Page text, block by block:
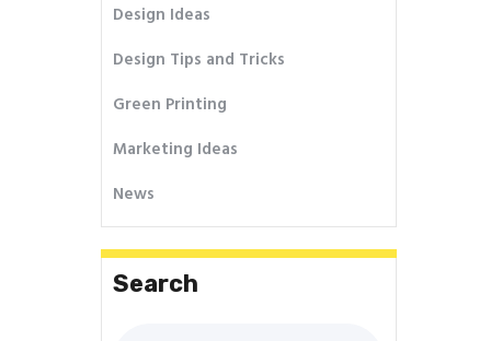
Design Ideas
Design Tips and Tricks
Green Printing
Marketing Ideas
News
Search